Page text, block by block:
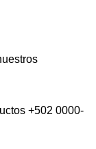
+502 0000-